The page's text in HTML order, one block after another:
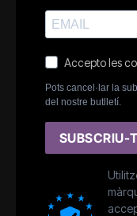
Accepto les
Pots cancel·lar la
del nostre butlletí.
SUBSCRIU-